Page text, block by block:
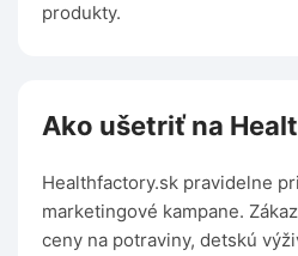
produkty.
Ako ušetriť na
Healthfactory.sk pravidelne
marketingové kampane.
ceny na potraviny, detskú